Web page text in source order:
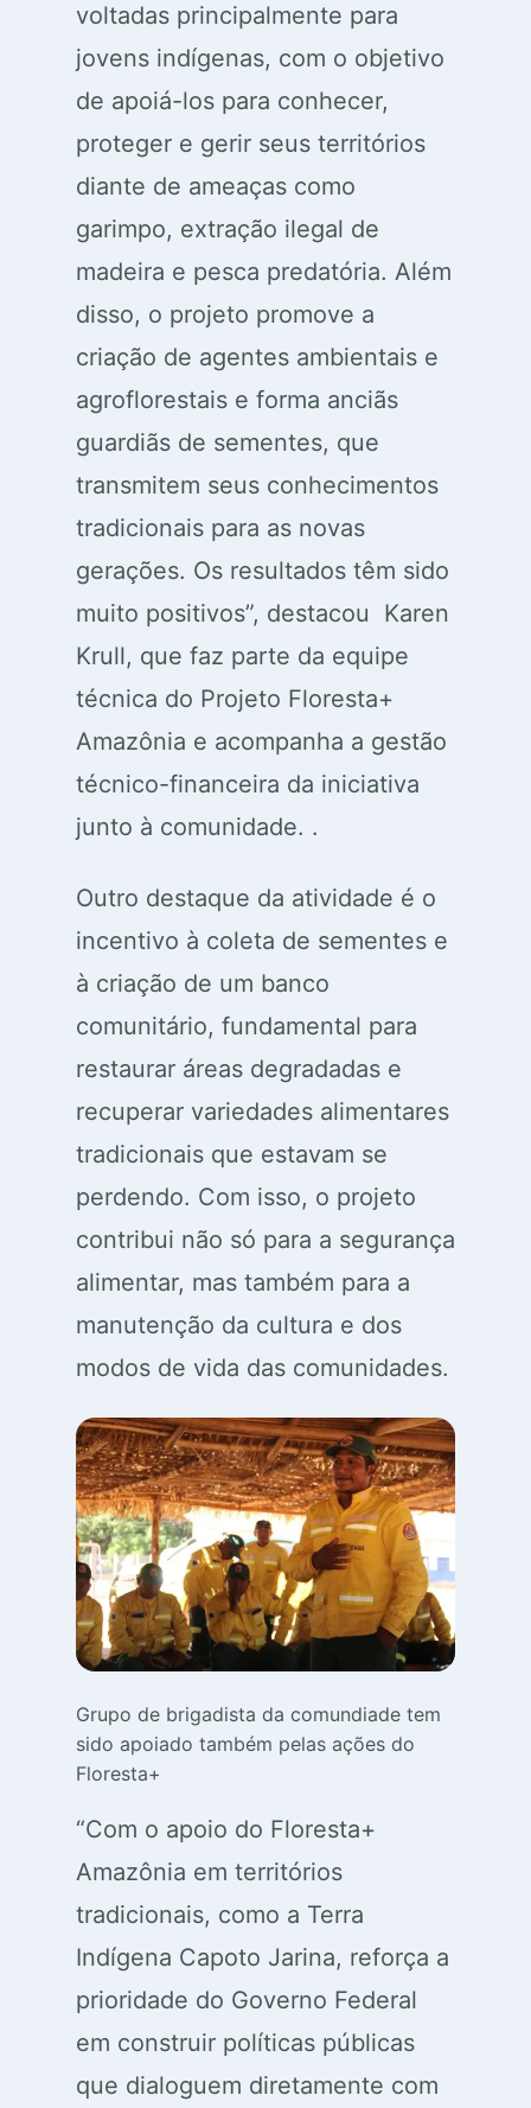
voltadas principalmente para
jovens indígenas, com o objetivo
de apoiá-los para conhecer,
proteger e gerir seus territórios
diante de ameaças como
garimpo, extração ilegal de
madeira e pesca predatória. Além
disso, o projeto promove a
criação de agentes ambientais e
agroflorestais e forma anciãs
guardiãs de sementes, que
transmitem seus conhecimentos
tradicionais para as novas
gerações. Os resultados têm sido
muito positivos”, destacou Karen
Krull, que faz parte da equipe
técnica do Projeto Floresta+
Amazônia e acompanha a gestão
técnico-financeira da iniciativa
junto à comunidade. .
Outro destaque da atividade é o
incentivo à coleta de sementes e
à criação de um banco
comunitário, fundamental para
restaurar áreas degradadas e
recuperar variedades alimentares
tradicionais que estavam se
perdendo. Com isso, o projeto
contribui não só para a segurança
alimentar, mas também para a
manutenção da cultura e dos
modos de vida das comunidades.
Grupo de brigadista da comundiade tem
sido apoiado também pelas ações do
Floresta+
“Com o apoio do Floresta+
Amazônia em territórios
tradicionais, como a Terra
Indígena Capoto Jarina, reforça a
prioridade do Governo Federal
em construir políticas públicas
que dialoguem diretamente com